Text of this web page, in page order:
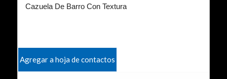
Cazuela De Barro Con Textura
Agregar a hoja de contactos